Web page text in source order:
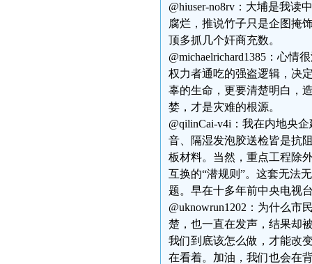
@hiuser-no8rv：大埔是我
腐烂，推说竹子只是企图掩
顶多抓几个奸商充数。
@michaelrichard1385：心
权力者通吃的强盗逻辑，决
辜的生命，更要清楚明白，
婪，才是灾难的根源。
@qilinCai-v4i：我在内地央
音、隔湿发泡胶送检皆是抗
板材料。当然，重点工程除
互换的“潜规则”。这套无法
题。早在十多年前中央电视
@uknowrun1202：为什么
楚，也一直在发声，结果却
我们到底该怎么做，才能改
在看着。加油，我们也会在